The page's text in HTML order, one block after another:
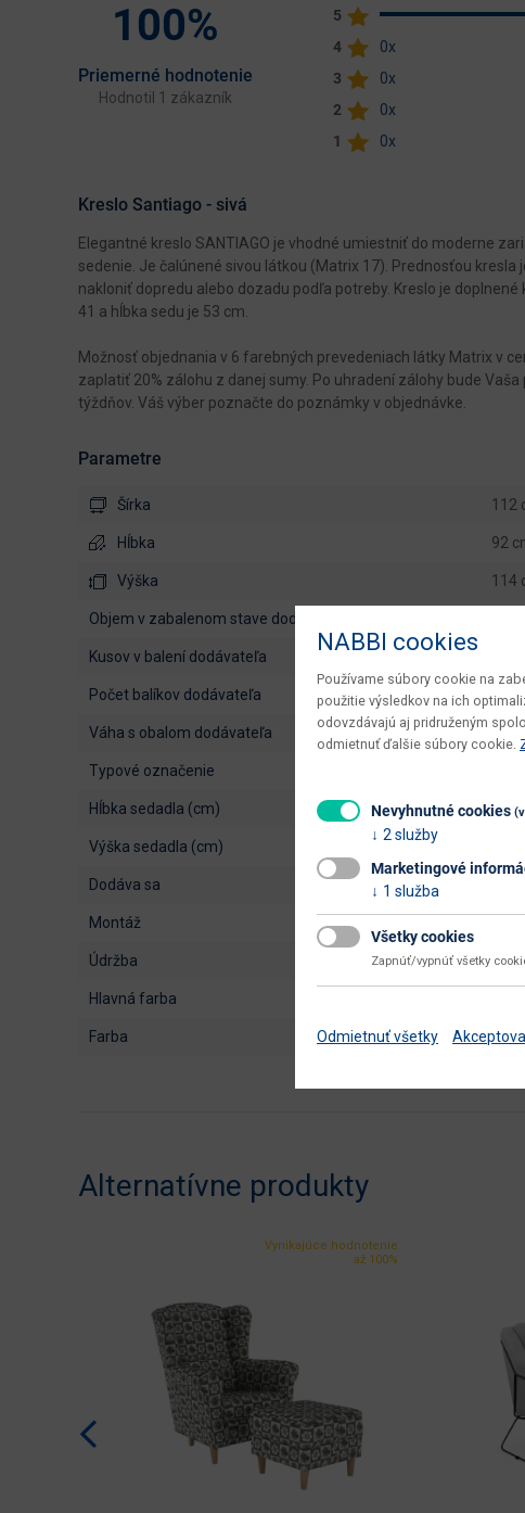
100%
Priemerné hodnotenie
Hodnotil 1 zákazník
5
4
0x
3
0x
2
0x
1
0x
Kreslo Santiago - sivá
Elegantné kreslo SANTIAGO je vhodné umiestniť do moderne
sedenie. Je čalúnené sivou látkou (Matrix 17). Prednosťou
nakloniť dopredu alebo dozadu podľa potreby. Kreslo je
41 a hĺbka sedu je 53 cm.
Možnosť objednania v 6 farebných prevedeniach látky Matrix v
zaplatiť 20% zálohu z danej sumy. Po uhradení zálohy bude
týždňov. Váš výber poznačte do poznámky v objednávke.
Parametre
Šírka 112
Hĺbka 92
Výška 114
objem v zabalenom stave dodávateľa
kusov v balení dodávateľa
počet balíkov dodávateľa 1 ks
váha s obalom dodávateľa 35.7
typové označenie
hĺbka sedadla (cm) 53
výška sedadla (cm)
dodáva sa
montáž
údržba
hlavná farba
farba sivá
Alternatívne produkty
Vynikajúce hodnotenie
až 100%
NABBI cookies
Používame súbory cookie na
použitie výsledkov na ich
odovzdávajú aj pridruženým
odmietnuť ďalšie súbory cookie.
Nevyhnutné cookies
2 služby
Marketingové
1 služba
Všetky cookies
Zapnúť/vypnúť všetky
Odmietnuť všetky